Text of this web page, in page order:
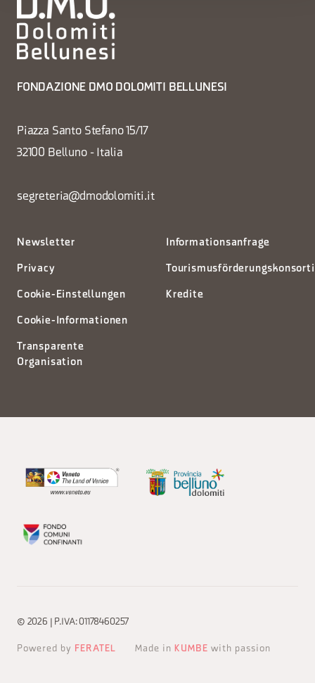
FONDAZIONE DMO DOLOMITI BELLUNESI
Piazza Santo Stefano 15/17
32100 Belluno - Italia
segreteria@dmodolomiti.it
Newsletter
Privacy
Cookie-Einstellungen
Cookie-Informationen
Transparente
Organisation
Informationsanfrage
Kredite
© 2026 | P.IVA: 01178460257
Powered by FERATEL Made in KUMBE with passion